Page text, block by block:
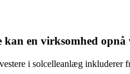
en virksomhed opnå
i solcelleanlæg